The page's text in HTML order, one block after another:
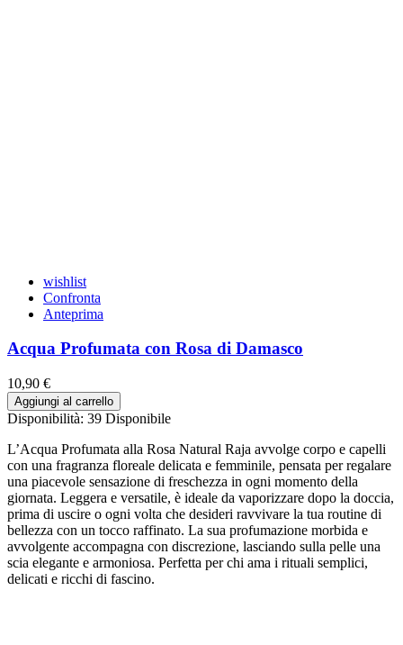
wishlist
Confronta
Anteprima
Acqua Profumata con Rosa di Damasco
10,90 €
Aggiungi al carrello
Disponibilità: 39 Disponibile
L’Acqua Profumata alla Rosa Natural Raja avvolge corpo e capelli
con una fragranza floreale delicata e femminile, pensata per regalare
una piacevole sensazione di freschezza in ogni momento della
giornata. Leggera e versatile, è ideale da vaporizzare dopo la doccia,
prima di uscire o ogni volta che desideri ravvivare la tua routine di
bellezza con un tocco raffinato. La sua profumazione morbida e
avvolgente accompagna con discrezione, lasciando sulla pelle una
scia elegante e armoniosa. Perfetta per chi ama i rituali semplici,
delicati e ricchi di fascino.